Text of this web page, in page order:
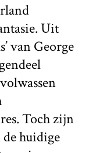
Uit
van George
Toch zijn
huidige